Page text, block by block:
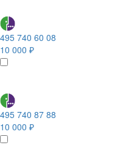
495 740 60 08
10 000 ₽
495 740 87 88
10 000 ₽